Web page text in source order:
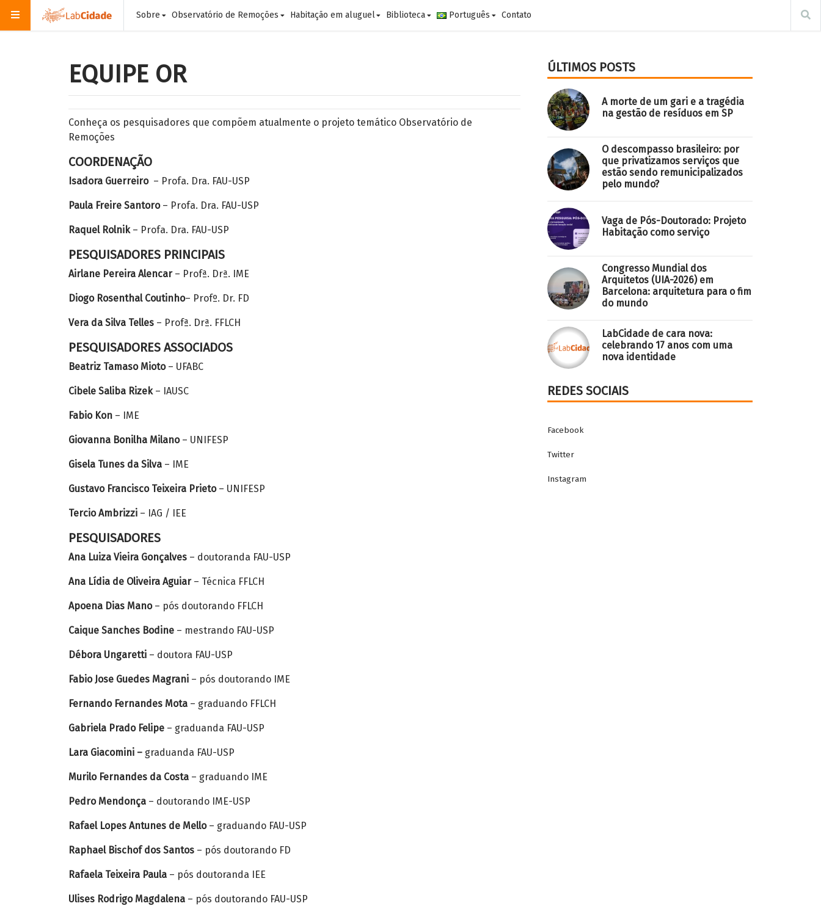
Sobre Observatório de Remoções Habitação em aluguel Biblioteca Português Contato
EQUIPE OR
Conheça os pesquisadores que compõem atualmente o projeto temático Observatório de
Remoções
COORDENAÇÃO
Isadora Guerreiro– Profa. Dra. FAU-USP
Paula Freire Santoro– Profa. Dra. FAU-USP
Raquel Rolnik– Profa. Dra. FAU-USP
PESQUISADORES PRINCIPAIS
Airlane Pereira Alencar – Profª. Drª. IME
Diogo Rosenthal Coutinho– Profº. Dr. FD
Vera da Silva Telles – Profª. Drª. FFLCH
PESQUISADORES ASSOCIADOS
Beatriz Tamaso Mioto– UFABC
Cibele Saliba Rizek– IAUSC
Fabio Kon – IME
Giovanna Bonilha Milano– UNIFESP
Gisela Tunes da Silva – IME
Gustavo Francisco Teixeira Prieto– UNIFESP
Tercio Ambrizzi – IAG / IEE
PESQUISADORES
Ana Luiza Vieira Gonçalves – doutoranda FAU-USP
Ana Lídia de Oliveira Aguiar– Técnica FFLCH
Apoena Dias Mano– pós doutorando FFLCH
Caique Sanches Bodine – mestrando FAU-USP
Débora Ungaretti – doutora FAU-USP
Fabio Jose Guedes Magrani – pós doutorando IME
Fernando Fernandes Mota – graduando FFLCH
Gabriela Prado Felipe – graduanda FAU-USP
Lara Giacomini – graduanda FAU-USP
Murilo Fernandes da Costa – graduando IME
Pedro Mendonça – doutorando IME-USP
Rafael Lopes Antunes de Mello– graduando FAU-USP
Raphael Bischof dos Santos – pós doutorando FD
Rafaela Teixeira Paula – pós doutoranda IEE
Ulises Rodrigo Magdalena – pós doutorando FAU-USP
ÚLTIMOS POSTS
A morte de um gari e a tragédia
na gestão de resíduos em SP
O descompasso brasileiro: por
que privatizamos serviços que
estão sendo remunicipalizados
pelo mundo?
Vaga de Pós-Doutorado: Projeto
Habitação como serviço
Congresso Mundial dos
Arquitetos (UIA-2026) em
Barcelona: arquitetura para o fim
do mundo
LabCidade de cara nova:
celebrando 17 anos com uma
nova identidade
REDES SOCIAIS
Facebook
Twitter
Instagram